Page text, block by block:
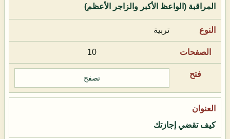
المراقبة (الواعظ الأكبر والزاجر الأعظم)
تربية
10
تصفح
كيف تقضي إجازتك